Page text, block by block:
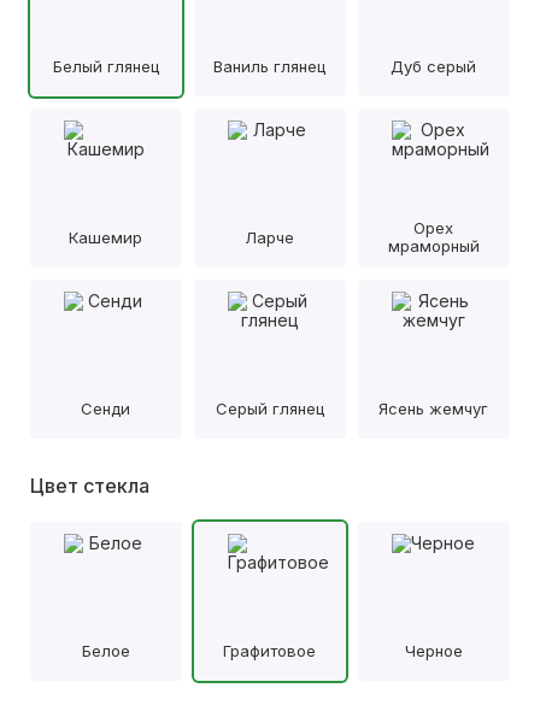
Белый глянец Ваниль глянец Дуб серый
Кашемир Ларче
Орех
мраморный
Сенди Серый глянец Ясень жемчуг
Цвет стекла
Белое Графитовое Черное